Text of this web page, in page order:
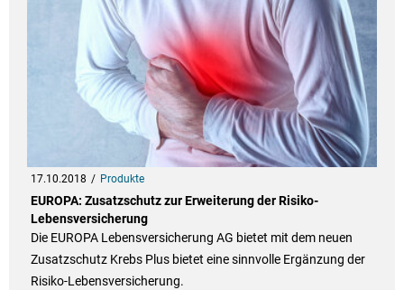
17.10.2018 Produkte
EUROPA: Zusatzschutz zur Erweiterung der Risiko-
Lebensversicherung
Die EUROPA Lebensversicherung AG bietet mit dem neuen
Zusatzschutz Krebs Plus bietet eine sinnvolle Ergänzung der
Risiko-Lebensversicherung.